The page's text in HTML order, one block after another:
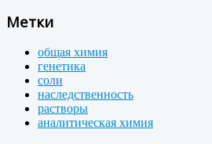
Метки
общая химия
генетика
соли
наследственность
растворы
аналитическая химия